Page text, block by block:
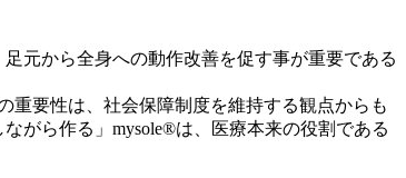
元から全身への動作改善を促す事が重要である
重要性は、社会保障制度を維持する観点からも
がら作る」mysole®は、医療本来の役割である